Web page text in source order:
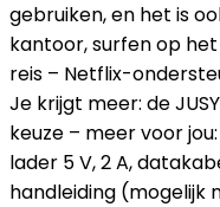
gebruiken, en het is
kantoor, surfen op
reis – Netflix-
Je krijgt meer: de
keuze – meer voor
lader 5 V, 2 A,
handleiding (mogelijk